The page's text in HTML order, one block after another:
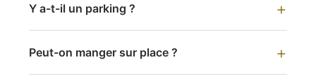
Y a-t-il un parking ?
Peut-on manger sur place ?